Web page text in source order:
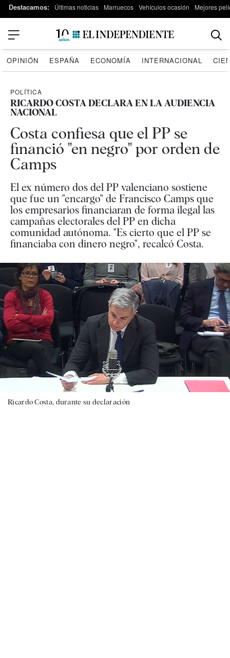
Destacamos: Últimas noticias Marruecos Vehículos ocasión Mejores
OPINIÓN ESPAÑA ECONOMÍA INTERNACIONAL
POLÍTICA
RICARDO COSTA DECLARA EN LA AUDIENCIA
NACIONAL
Costa confiesa que el PP se
financió "en negro" por orden de
Camps
El ex número dos del PP valenciano sostiene
que fue un "encargo" de Francisco Camps que
los empresarios financiaran de forma ilegal las
campañas electorales del PP en dicha
comunidad autónoma. "Es cierto que el PP se
financiaba con dinero negro", recalcó Costa.
Ricardo Costa, durante su declaración